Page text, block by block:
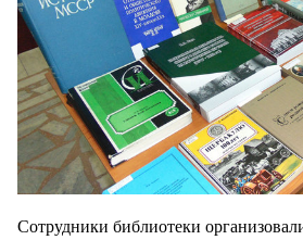
Сотрудники библиотеки